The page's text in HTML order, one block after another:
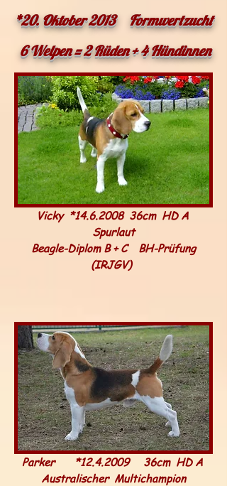
*20. Oktober 2013
Formwertzucht
6 Welpen = 2 Rüden + 4 Hündinnen
Vicky *14.6.2008 36cm HD A
Spurlaut
Beagle-Diplom B + C
BH-Prüfung
(IRJGV)
Parker *12.4.2009 36cm HD A
Australischer Multichampion